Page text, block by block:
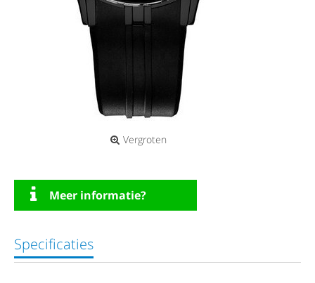
Vergroten
Meer informatie?
Specificaties